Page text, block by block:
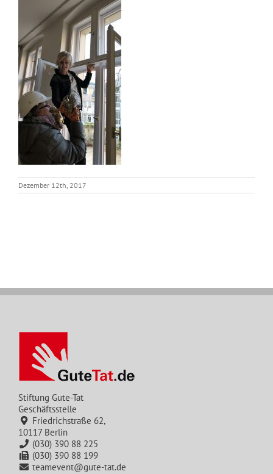
Dezember 12th, 2017
Stiftung Gute-Tat
Geschäftsstelle
Friedrichstraße 62,
10117 Berlin
(030) 390 88 225
(030) 390 88 199
teamevent@gute-tat.de